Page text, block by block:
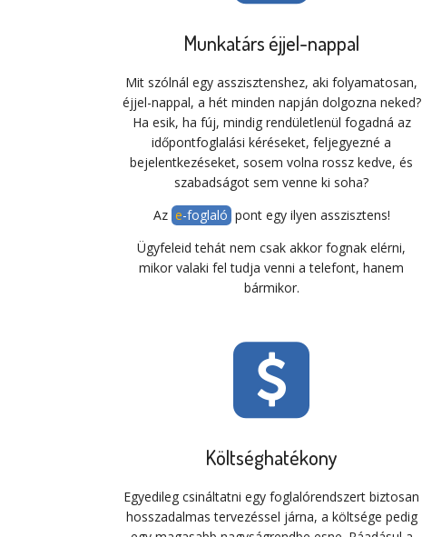
Munkatárs éjjel-nappal
Mit szólnál egy asszisztenshez, aki folyamatosan,
éjjel-nappal, a hét minden napján dolgozna neked?
Ha esik, ha fúj, mindig rendületlenül fogadná az
időpontfoglalási kéréseket, feljegyezné a
bejelentkezéseket, sosem volna rossz kedve, és
szabadságot sem venne ki soha?
Az
e-foglaló pont egy ilyen asszisztens!
Ügyfeleid tehát nem csak akkor fognak elérni,
mikor valaki fel tudja venni a telefont, hanem
bármikor.
Költséghatékony
Egyedileg csináltatni egy foglalórendszert biztosan
hosszadalmas tervezéssel járna, a költsége pedig